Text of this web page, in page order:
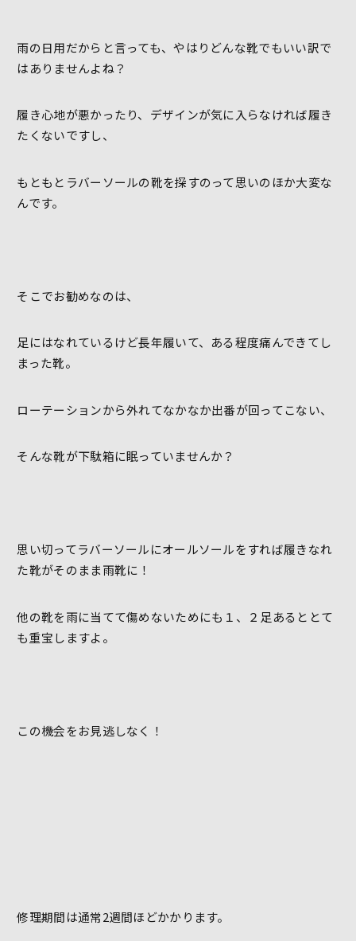
雨の日用だからと言っても、やはりどんな靴でもいい訳で
はありませんよね？
履き心地が悪かったり、デザインが気に入らなければ履き
たくないですし、
もともとラバーソールの靴を探すのって思いのほか大変な
んです。
そこでお勧めなのは、
足にはなれているけど長年履いて、ある程度痛んできてし
まった靴。
ローテーションから外れてなかなか出番が回ってこない、
そんな靴が下駄箱に眠っていませんか？
思い切ってラバーソールにオールソールをすれば履きなれ
た靴がそのまま雨靴に！
他の靴を雨に当てて傷めないためにも１、２足あるととて
も重宝しますよ。
この機会をお見逃しなく！
修理期間は通常2週間ほどかかります。